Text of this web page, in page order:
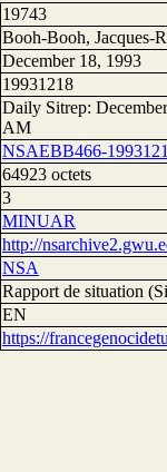
19743
Booh-Booh, Jacques-
December 18, 1993
19931218
Daily Sitrep:
AM
NSAEBB466-
64923 octets
3
MINUAR
http://
NSA
Rapport de situation
EN
https://